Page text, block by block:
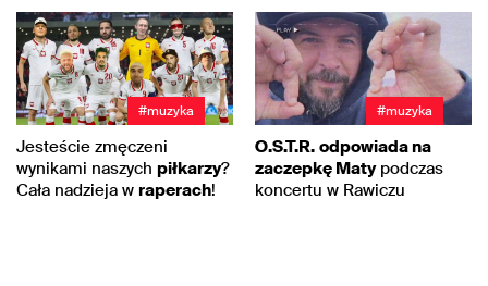
#muzyka
Jesteście zmęczeni
wynikami naszych piłkarzy?
Cała nadzieja w raperach!
#muzyka
O.S.T.R. odpowiada na
zaczepkę Matypodczas
koncertu w Rawiczu